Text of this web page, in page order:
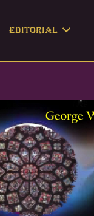
Editorial